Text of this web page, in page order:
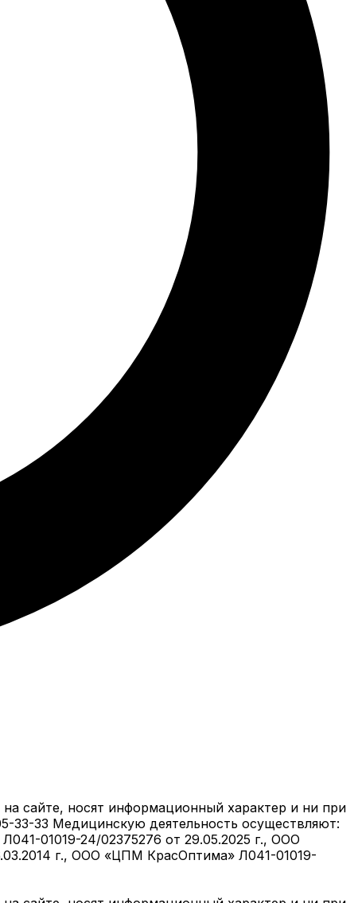
сайте, носят информационный характер и ни при
33-33 Медицинскую деятельность осуществляют:
01019-24/02375276 от 29.05.2025 г., ООО
г., ООО «ЦПМ КрасОптима» Л041-01019-